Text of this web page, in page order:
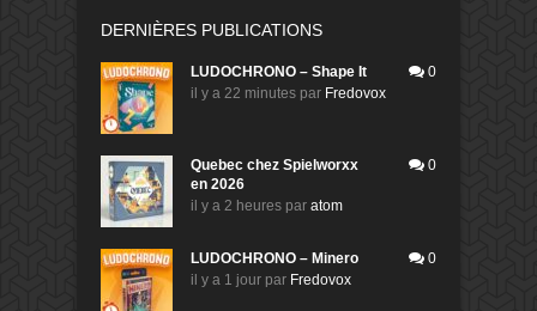
DERNIÈRES PUBLICATIONS
LUDOCHRONO – Shape It
il y a 22 minutes par Fredovox
0
Quebec chez Spielworxx
en 2026
il y a 2 heures par atom
0
LUDOCHRONO – Minero
il y a 1 jour par Fredovox
0